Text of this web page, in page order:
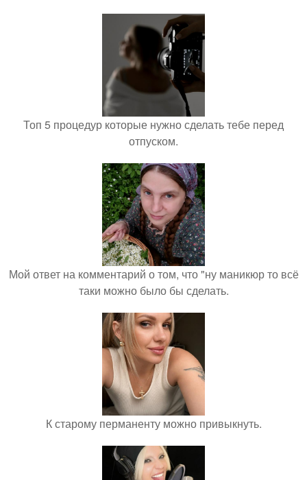
Топ 5 процедур которые нужно сделать тебе перед
отпуском.
Мой ответ на комментарий о том, что "ну маникюр то всё
таки можно было бы сделать.
К старому перманенту можно привыкнуть.